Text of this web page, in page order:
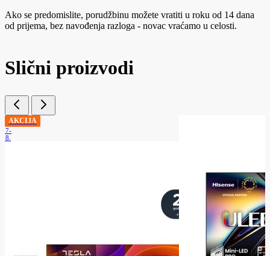
Ako se predomislite, porudžbinu možete vratiti u roku od 14 dana
od prijema, bez navođenja razloga - novac vraćamo u celosti.
Slični proizvodi
AKCIJA